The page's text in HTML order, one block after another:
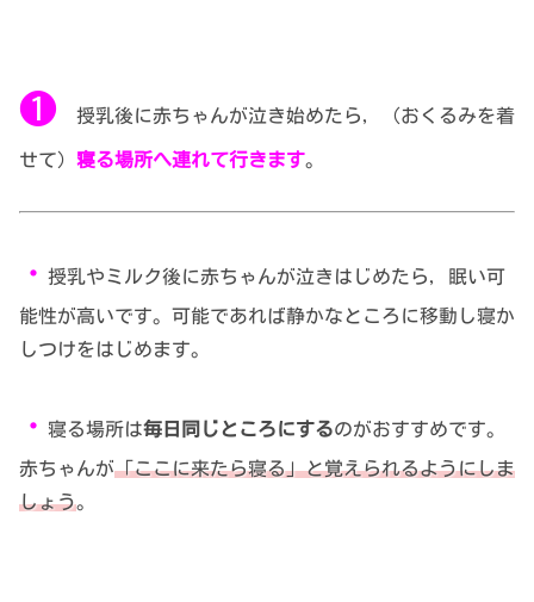
❶ 授乳後に赤ちゃんが泣き始めたら，（おくるみを着
せて） 寝る場所へ連れて行きます。
・ 授乳やミルク後に赤ちゃんが泣きはじめたら，眠い可
能性が高いです。可能であれば静かなところに移動し寝か
しつけをはじめます。
・ 寝る場所は毎日同じところにするのがおすすめです。
赤ちゃんが「ここに来たら寝る」と覚えられるようにしま
しょう。